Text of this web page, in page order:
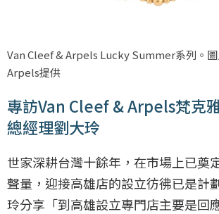
Van Cleef & Arpels Lucky Summer系列。
Arpels提供
專訪Van Cleef & Arpels梵克
總經理劉大玲
世家深耕台灣十餘年，在市場上已奠
聲量，迎接高雄店的設立彷彿已是計
玲分享「到高雄設立專門店主要是回